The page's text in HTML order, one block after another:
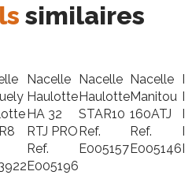
1,68 m
similaires
Nacelle
Haulotte
HA 32
RTJ PRO
Ref.
E005196
Nacelle
Haulotte
STAR10
Ref.
E005157
Nacelle
Manitou
160ATJ
Ref.
E005146